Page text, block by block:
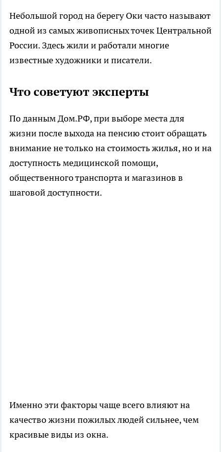
Небольшой город на берегу Оки часто называют
одной из самых живописных точек Центральной
России. Здесь жили и работали многие
известные художники и писатели.
Что советуют эксперты
По данным Дом.РФ, при выборе места для
жизни после выхода на пенсию стоит обращать
внимание не только на стоимость жилья, но и на
доступность медицинской помощи,
общественного транспорта и магазинов в
шаговой доступности.
Именно эти факторы чаще всего влияют на
качество жизни пожилых людей сильнее, чем
красивые виды из окна.